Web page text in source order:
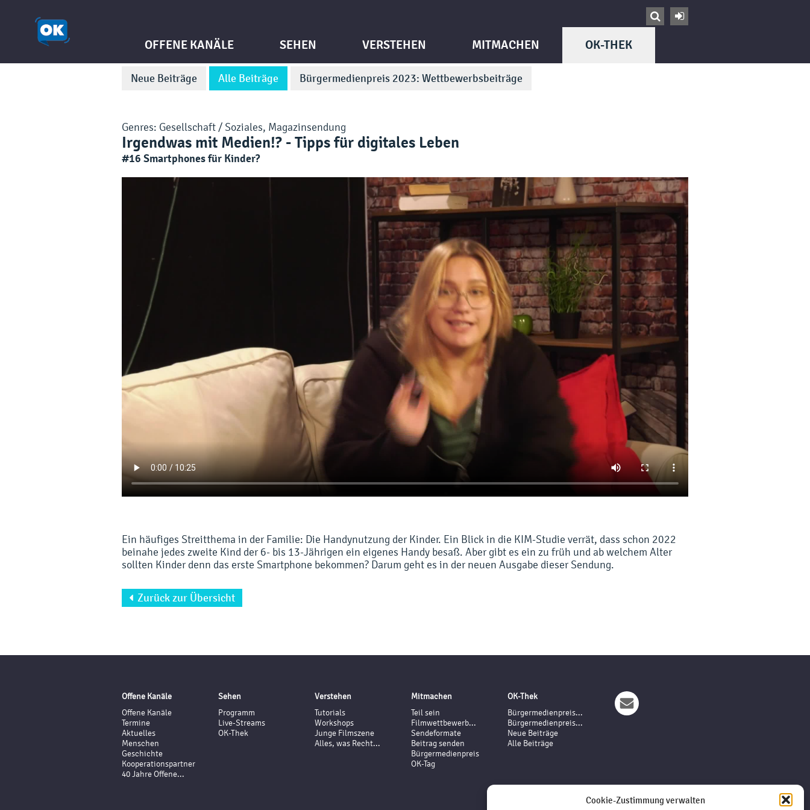
Cookie-Zustimmung verwalten


OFFENE KANÄLE SEHEN VERSTEHEN MITMACHEN OK-THEK
Neue Beiträge Alle Beiträge Bürgermedienpreis 2023: Wettbewerbsbeiträge
Genres: Gesellschaft / Soziales, Magazinsendung
Irgendwas mit Medien!? - Tipps für digitales Leben
#16 Smartphones für Kinder?
Ein häufiges Streitthema in der Familie: Die Handynutzung der Kinder. Ein Blick in die KIM-Studie verrät, dass schon 2022
beinahe jedes zweite Kind der 6- bis 13-Jährigen ein eigenes Handy besaß. Aber gibt es ein zu früh und ab welchem Alter
sollten Kinder denn das erste Smartphone bekommen? Darum geht es in der neuen Ausgabe dieser Sendung.
Zurück zur Übersicht
Offene Kanäle
Offene Kanäle
Termine
Aktuelles
Menschen
Geschichte
Kooperationspartner
40 Jahre Offene...
Sehen
Programm
Live-Streams
OK-Thek
Verstehen
Tutorials
Workshops
Junge Filmszene
Alles, was Recht...
Mitmachen
Teil sein
Filmwettbewerb...
Sendeformate
Beitrag senden
Bürgermedienpreis
OK-Tag
OK-Thek
Bürgermedienpreis...
Bürgermedienpreis...
Neue Beiträge
Alle Beiträge